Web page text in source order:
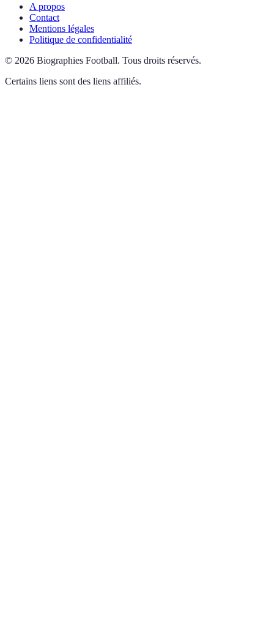
A propos
Contact
Mentions légales
Politique de confidentialité
© 2026 Biographies Football. Tous droits réservés.
Certains liens sont des liens affiliés.